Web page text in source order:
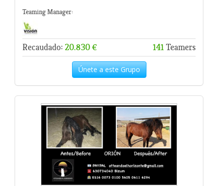
Teaming Manager:
Recaudado: 20.830 € 141Teamers
Únete a este Grupo